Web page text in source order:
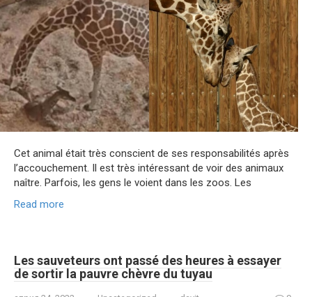
Cet animal était très conscient de ses responsabilités après
l’accouchement. Il est très intéressant de voir des animaux
naître. Parfois, les gens le voient dans les zoos. Les
Read more
Les sauveteurs ont passé des heures à essayer
de sortir la pauvre chèvre du tuyau